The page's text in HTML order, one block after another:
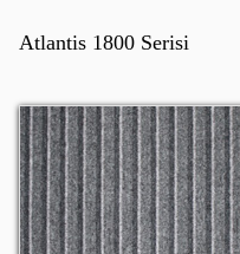
Atlantis 1800 Serisi
Atlantis 1801